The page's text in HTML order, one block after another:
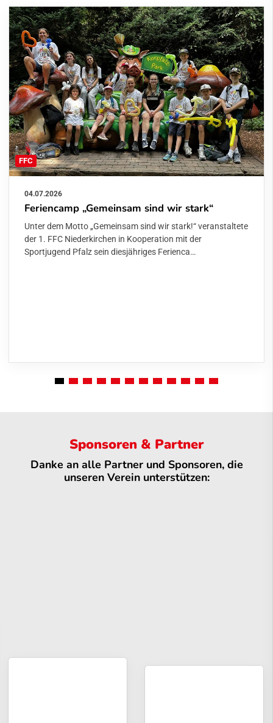
FFC
04.07.2026
Feriencamp „Gemeinsam sind wir stark“
Unter dem Motto „Gemeinsam sind wir stark!“ veranstaltete
der 1. FFC Niederkirchen in Kooperation mit der
Sportjugend Pfalz sein diesjähriges Ferienca…
Sponsoren & Partner
Danke an alle Partner und Sponsoren, die
unseren Verein unterstützen: